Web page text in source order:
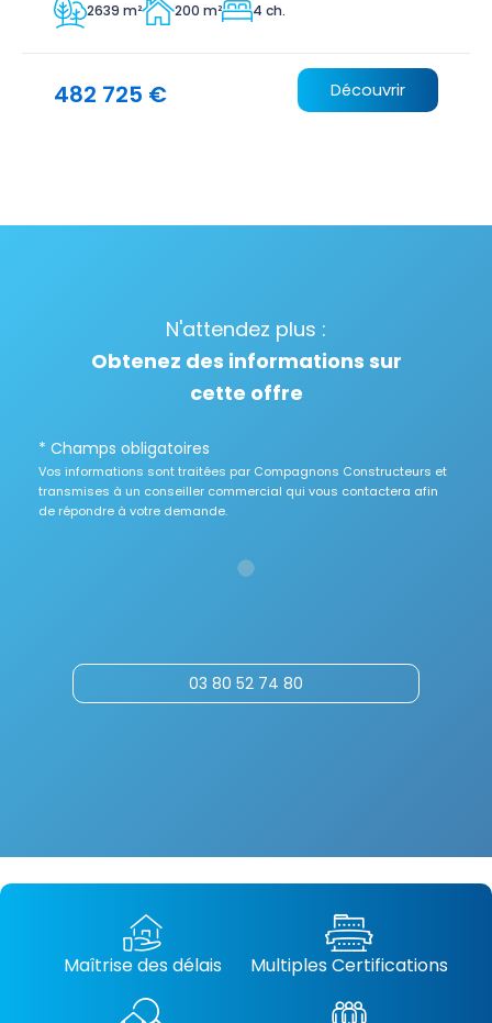
2639 m² 200 m² 4 ch.
482 725 € Découvrir
N'attendez plus :
Obtenez des informations sur
cette offre
* Champs obligatoires
Vos informations sont traitées par Compagnons Constructeurs et
transmises à un conseiller commercial qui vous contactera afin
de répondre à votre demande.
03 80 52 74 80
Maîtrise des délais Multiples Certifications